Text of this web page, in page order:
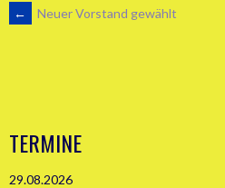
ARTIKEL-
← Neuer Vorstand gewählt
TERMINE
29.08.2026